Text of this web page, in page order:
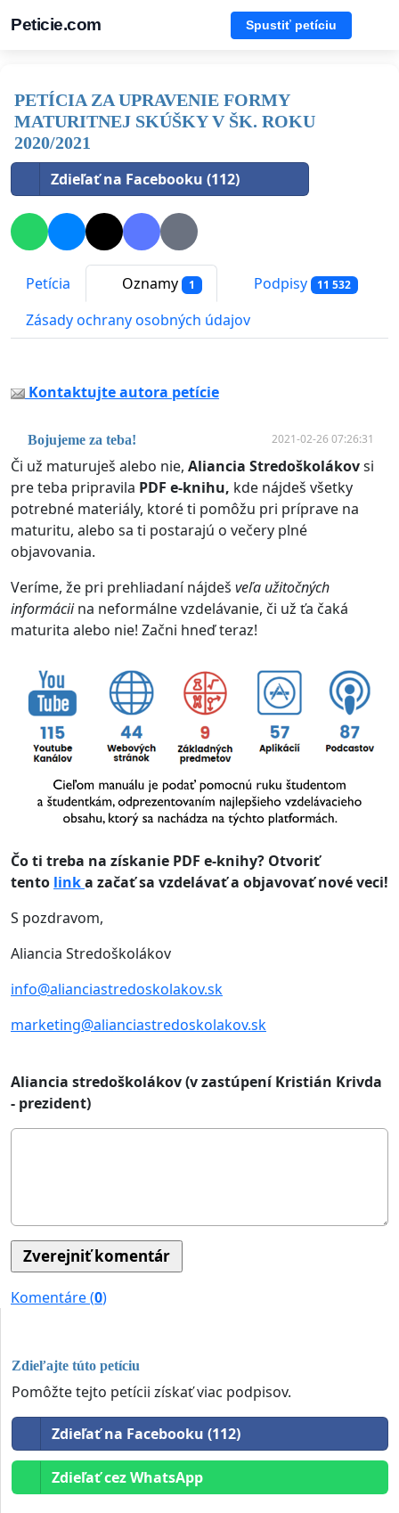
Peticie.com Spustiť petíciu
PETÍCIA ZA UPRAVENIE FORMY
MATURITNEJ SKÚŠKY V ŠK. ROKU
2020/2021
Zdieľať na Facebooku (112)
Petícia Oznamy 1 Podpisy 11 532
Zásady ochrany osobných údajov
Kontaktujte autora petície
Bojujeme za teba! 2021-02-26 07:26:31
Či už maturuješ alebo nie, Aliancia Stredoškolákovsi
pre teba pripravila PDF e-knihu, kde nájdeš všetky
potrebné materiály, ktoré ti pomôžu pri príprave na
maturitu, alebo sa ti postarajú o večery plné
objavovania.
Veríme, že pri prehliadaní nájdeš veľa užitočných
informáciina neformálne vzdelávanie, či už ťa čaká
maturita alebo nie! Začni hneď teraz!
Čo ti treba na získanie PDF e-knihy? Otvoriť
tento linka začať sa vzdelávať a objavovať nové veci!
S pozdravom,
Aliancia Stredoškolákov
info@alianciastredoskolakov.sk
marketing@alianciastredoskolakov.sk
Aliancia stredoškolákov (v zastúpení Kristián Krivda
- prezident)
Komentáre (0)
Zdieľajte túto petíciu
Pomôžte tejto petícii získať viac podpisov.
Zdieľať na Facebooku (112)
Zdieľať cez WhatsApp